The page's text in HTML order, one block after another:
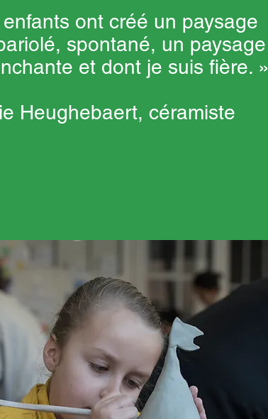
ont créé un paysage
spontané, un paysage
et dont je suis fière. »
Heughebaert, céramiste